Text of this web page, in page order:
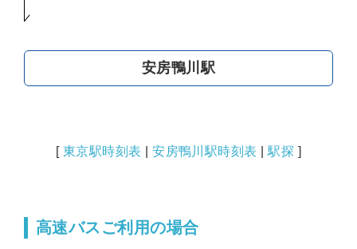
安房鴨川駅
[ 東京駅時刻表 |安房鴨川駅時刻表 |駅探 ]
高速バスご利用の場合